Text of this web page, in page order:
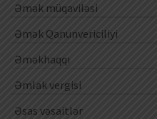
Əmək müqaviləsi
Əmək Qanunvericiliyi
Əməkhaqqı
Əmlak vergisi
Əsas vəsaitlər